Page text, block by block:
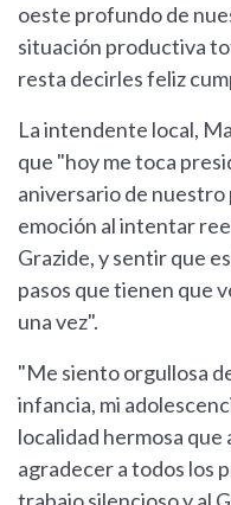
oeste profundo de
situación productiva
resta decirles feliz
La intendente local,
que "hoy me toca
aniversario de nuestro
emoción al intentar
Grazide, y sentir que
pasos que tienen que
una vez".
"Me siento orgullosa
infancia, mi
localidad hermosa
agradecer a todos los